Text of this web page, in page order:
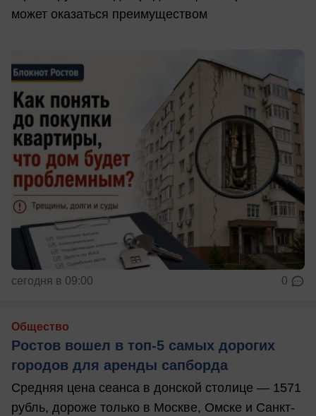
может оказаться преимуществом
сегодня в 09:00 0
Общество
Ростов вошел в топ-5 самых дорогих
городов для аренды сапборда
Средняя цена сеанса в донской столице — 1571
рубль, дороже только в Москве, Омске и Санкт-